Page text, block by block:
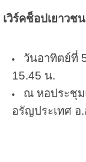
เวิร์คช็อปเยาวช
วันอาทิตย์ที่
15.45 น.
ณ หอประชุม
อรัญประเทศ อ